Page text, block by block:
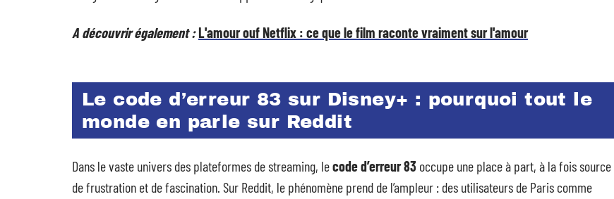
A découvrir également :L'amour ouf Netflix : ce que le film raconte vraiment sur l'amour
Le code d’erreur 83 sur Disney+ : pourquoi tout le
monde en parle sur Reddit
Dans le vaste univers des plateformes de streaming, lecode d’erreur 83 occupe une place à part, à la fois source
de frustration et de fascination. Sur Reddit, le phénomène prend de l’ampleur : des utilisateurs de Paris comme